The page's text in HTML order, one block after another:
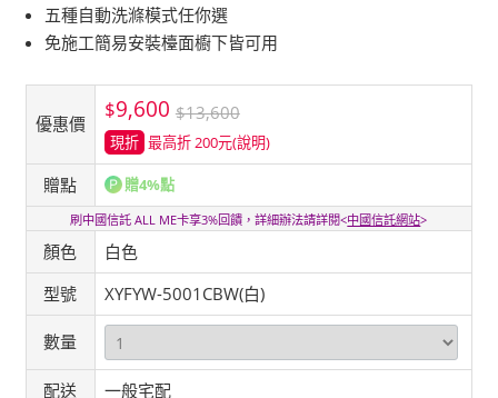
五種自動洗滌模式任你選
免施工簡易安裝檯面櫥下皆可用
優惠價
$9,600 $13,600
現折 最高折 200元(說明)
贈點 贈4%點
刷中國信託 ALL ME卡享3%回饋，詳細辦法請詳閱<中國信託網站>
顏色
白色
型號
XYFYW-5001CBW(白)
數量
配送 一般宅配